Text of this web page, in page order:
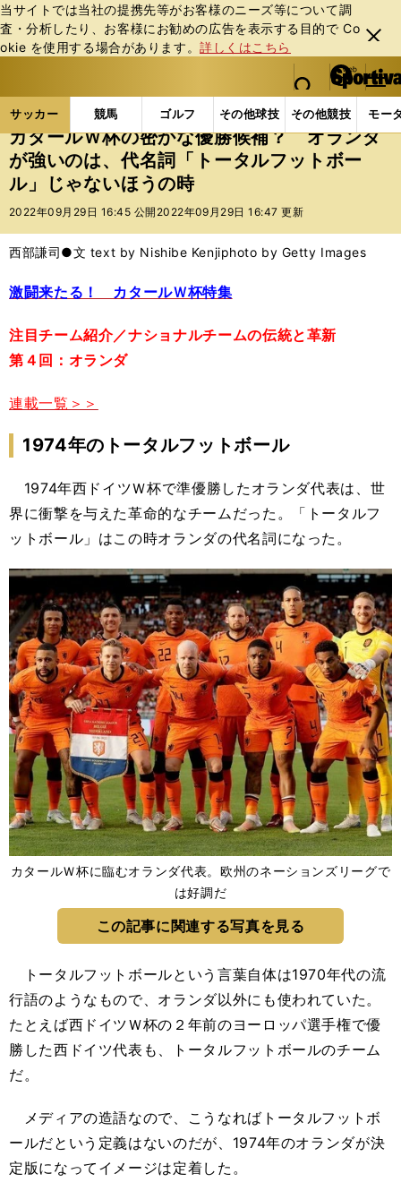
当サイトでは当社の提携先等がお客様のニーズ等について調
査・分析したり、お客様にお勧めの広告を表⽰する⽬的で Co
okie を使⽤する場合があります。詳しくはこちら
閉じ
る
web Sportiva (webスポルティーバ)
検索
マイペ
ー
ジ
メニュ
サッカー 競馬 ゴルフ その他球技 その他競技 モー
ス
ポ
ル
テ
ー
バ
サッカーの記事一覧 海外サッカー 海外サッカー
カタールＷ杯の密かな優勝候補？ オランダ
が強いのは、代名詞「トータルフットボー
ル」じゃないほうの時
2022年09月29日 16:45 公開 2022年09月29日 16:47 更新
西部謙司●文 text by Nishibe Kenjiphoto by Getty Images
激闘来たる！ カタールＷ杯特集
注目チーム紹介／ナショナルチームの伝統と革新
第４回：オランダ
連載一覧＞＞
1974年のトータルフットボール
1974年西ドイツＷ杯で準優勝したオランダ代表は、世
界に衝撃を与えた革命的なチームだった。「トータルフ
ットボール」はこの時オランダの代名詞になった。
カタールＷ杯に臨むオランダ代表。欧州のネーションズリーグで
は好調だ
この記事に関連する写真を見る
トータルフットボールという言葉自体は1970年代の流
行語のようなもので、オランダ以外にも使われていた。
たとえば西ドイツＷ杯の２年前のヨーロッパ選手権で優
勝した西ドイツ代表も、トータルフットボールのチーム
だ。
メディアの造語なので、こうなればトータルフットボ
ールだという定義はないのだが、1974年のオランダが決
定版になってイメージは定着した。